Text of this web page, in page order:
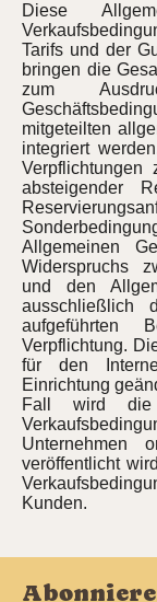
Diese
Tarifs und der
bringen die
zum
mitgeteilten
integriert
absteigender
Allgemeinen
Widerspruchs
und den
ausschließlich
aufgeführten
Verpflichtung.
für den
Einrichtung
Fall wird die
Unternehmen
veröffentlicht
Kunden.